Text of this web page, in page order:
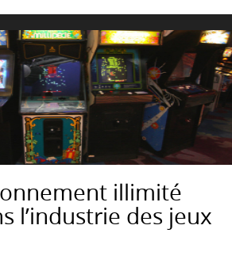
illimité
l’industrie des jeux